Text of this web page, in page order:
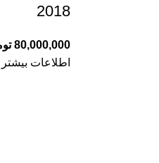
2018
80,000,000
اطلاعات بیشتر